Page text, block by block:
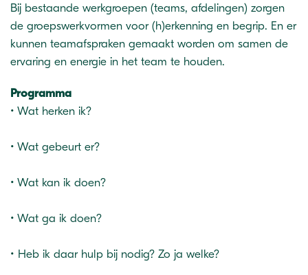
Bij bestaande werkgroepen (teams, afdelingen) zorgen
de groepswerkvormen voor (h)erkenning en begrip. En er
kunnen teamafspraken gemaakt worden om samen de
ervaring en energie in het team te houden.
Programma
• Wat herken ik?
• Wat gebeurt er?
• Wat kan ik doen?
• Wat ga ik doen?
• Heb ik daar hulp bij nodig? Zo ja welke?